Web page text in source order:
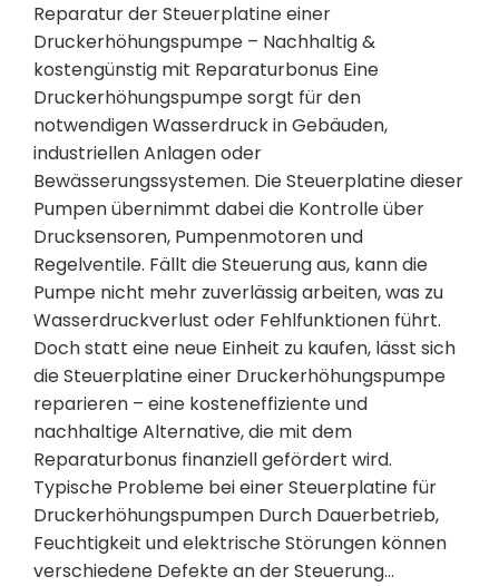
Reparatur der Steuerplatine einer
Druckerhöhungspumpe – Nachhaltig &
kostengünstig mit Reparaturbonus Eine
Druckerhöhungspumpe sorgt für den
notwendigen Wasserdruck in Gebäuden,
industriellen Anlagen oder
Bewässerungssystemen. Die Steuerplatine dieser
Pumpen übernimmt dabei die Kontrolle über
Drucksensoren, Pumpenmotoren und
Regelventile. Fällt die Steuerung aus, kann die
Pumpe nicht mehr zuverlässig arbeiten, was zu
Wasserdruckverlust oder Fehlfunktionen führt.
Doch statt eine neue Einheit zu kaufen, lässt sich
die Steuerplatine einer Druckerhöhungspumpe
reparieren – eine kosteneffiziente und
nachhaltige Alternative, die mit dem
Reparaturbonus finanziell gefördert wird.
Typische Probleme bei einer Steuerplatine für
Druckerhöhungspumpen Durch Dauerbetrieb,
Feuchtigkeit und elektrische Störungen können
verschiedene Defekte an der Steuerung…